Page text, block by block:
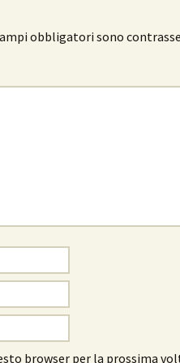
obbligatori sono
browser per la prossima